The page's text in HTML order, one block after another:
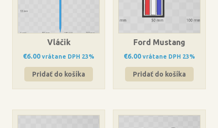
Vláčik
€6.00 vrátane DPH 23%
Pridať do košíka
Ford Mustang
€6.00 vrátane DPH 23%
Pridať do košíka